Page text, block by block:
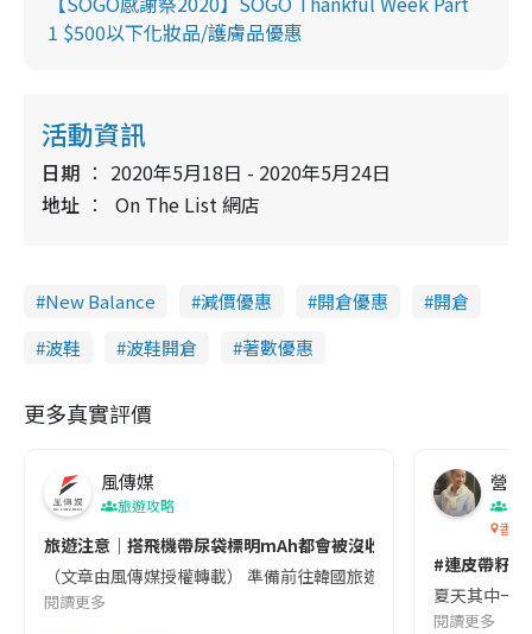
1 $500以下化妝品/護膚品優惠
活動資訊
日期
2020年5月18日 - 2020年5月24日
地址
On The List 網店
New Balance 減價優惠 開倉優惠
開倉
波鞋
波鞋開倉 著數優惠
更多真實評價
風傳媒
旅遊攻略
旅遊注意｜搭飛機帶尿袋標明mAh都會被沒收😱出發前切記檢查
（文章由風傳媒授權轉載） 準備前往韓國旅遊的民眾，近期要
閱讀更多
營養
香港
#連皮帶籽
夏天其中一
閱讀更多